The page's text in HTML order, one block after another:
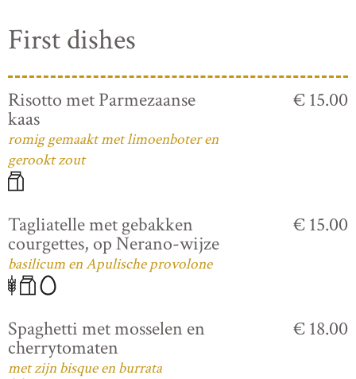
First dishes
Risotto met Parmezaanse
kaas
romig gemaakt met limoenboter en
gerookt zout
€ 15.00
Tagliatelle met gebakken
courgettes, op Nerano-wijze
basilicum en Apulische provolone
€ 15.00
Spaghetti met mosselen en
cherrytomaten
met zijn bisque en burrata
€ 18.00